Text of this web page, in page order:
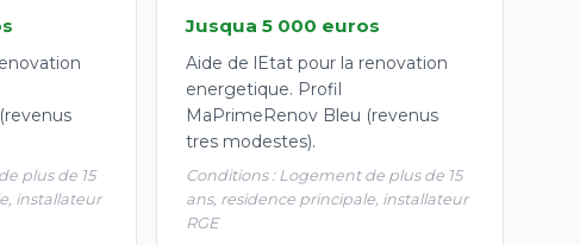
plus de 15
installateur
Jusqua 5 000 euros
Aide de lEtat pour la renovation
energetique. Profil
MaPrimeRenov Bleu (revenus
tres modestes).
Conditions : Logement de plus de 15
ans, residence principale, installateur
RGE